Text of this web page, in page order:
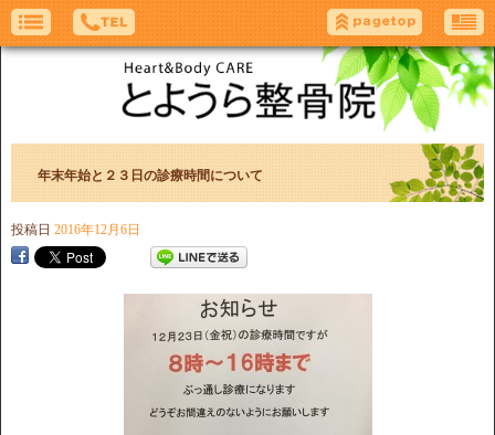
年末年始と２３日の診療時間について
投稿日 2016年12月6日